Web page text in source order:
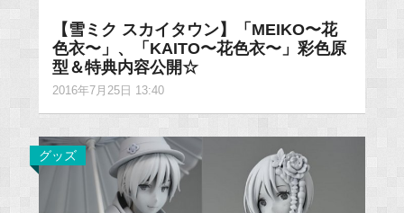
【雪ミク スカイタウン】「MEIKO〜花
色衣〜」、「KAITO〜花色衣〜」彩色原
型＆特典内容公開☆
2016年7月25日 13:40
グッズ